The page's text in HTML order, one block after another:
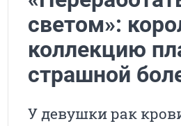
светом»:
коллекцию
страшной
У девушки рак